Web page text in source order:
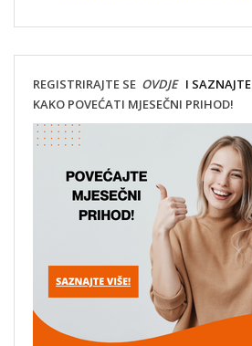
REGISTRIRAJTE SE OVDJEI SAZNAJTE
KAKO POVEĆATI MJESEČNI PRIHOD!